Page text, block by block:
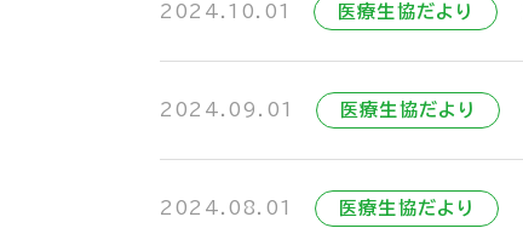
2024.10.01 医療生協だより
2024.09.01 医療生協だより
2024.08.01 医療生協だより